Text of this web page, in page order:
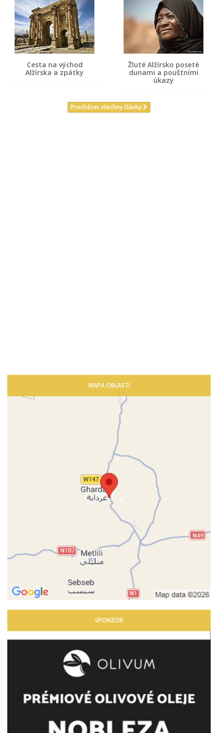
Cesta na východ
Alžírska a zpátky
Žluté Alžírsko poseté
dunami a pouštními
úkazy
Procházet všechny články
MAPA OBLASTI
SPONZOR